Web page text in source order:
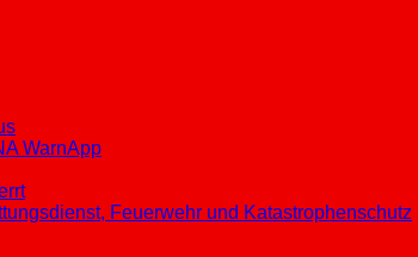
WarnApp
Feuerwehr und Katastrophenschutz